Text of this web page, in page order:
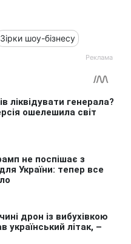
Зірки шоу-бізнесу